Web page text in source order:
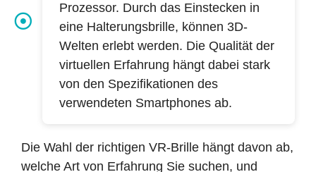
Prozessor. Durch das Einstecken in
eine Halterungsbrille, können 3D-
Welten erlebt werden. Die Qualität der
virtuellen Erfahrung hängt dabei stark
von den Spezifikationen des
verwendeten Smartphones ab.
Die Wahl der richtigen VR-Brille hängt davon ab,
welche Art von Erfahrung Sie suchen, und